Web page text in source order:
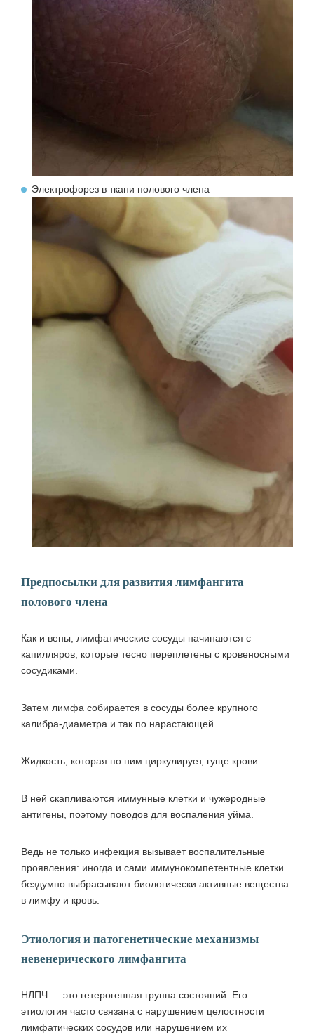
Электрофорез в ткани полового члена
Предпосылки для развития лимфангита
полового члена
Как и вены, лимфатические сосуды начинаются с
капилляров, которые тесно переплетены с кровеносными
сосудиками.
Затем лимфа собирается в сосуды более крупного
калибра-диаметра и так по нарастающей.
Жидкость, которая по ним циркулирует, гуще крови.
В ней скапливаются иммунные клетки и чужеродные
антигены, поэтому поводов для воспаления уйма.
Ведь не только инфекция вызывает воспалительные
проявления: иногда и сами иммунокомпетентные клетки
бездумно выбрасывают биологически активные вещества
в лимфу и кровь.
Этиология и патогенетические механизмы
невенерического лимфангита
НЛПЧ — это гетерогенная группа состояний. Его
этиология часто связана с нарушением целостности
лимфатических сосудов или нарушением их